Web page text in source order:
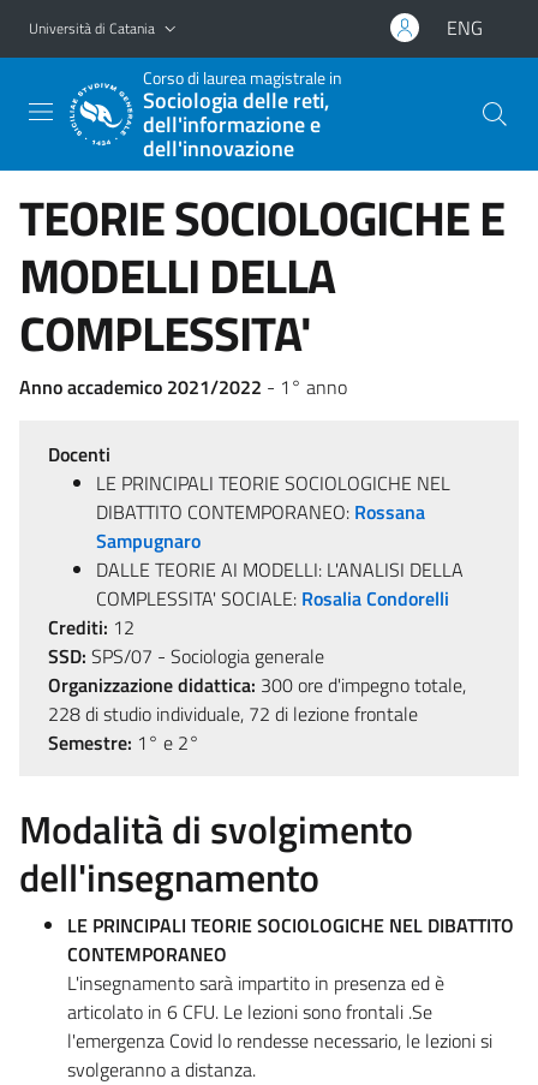
Vai al contenuto principale
Vai al menu di navigazione
Università di Catania ENG
Corso di laurea magistrale in
Sociologia delle reti,
dell'informazione e
dell'innovazione
TEORIE SOCIOLOGICHE E
MODELLI DELLA
COMPLESSITA'
Anno accademico 2021/2022 - 1° anno
Docenti
LE PRINCIPALI TEORIE SOCIOLOGICHE NEL
DIBATTITO CONTEMPORANEO: Rossana
Sampugnaro
DALLE TEORIE AI MODELLI: L'ANALISI DELLA
COMPLESSITA' SOCIALE: Rosalia Condorelli
Crediti: 12
SSD: SPS/07 - Sociologia generale
Organizzazione didattica: 300 ore d'impegno totale,
228 di studio individuale, 72 di lezione frontale
Semestre: 1° e 2°
Modalità di svolgimento
dell'insegnamento
LE PRINCIPALI TEORIE SOCIOLOGICHE NEL DIBATTITO
CONTEMPORANEO
L'insegnamento sarà impartito in presenza ed è
articolato in 6 CFU. Le lezioni sono frontali .Se
l'emergenza Covid lo rendesse necessario, le lezioni si
svolgeranno a distanza.